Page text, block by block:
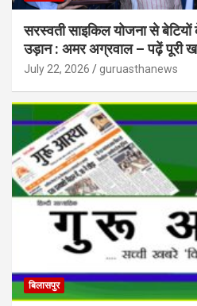
सरस्वती साइकिल योजना से
उड़ान : अमर अग्रवाल – पढ़ें पूरी
July 22, 2026 guruasthanews
बिलासपुर